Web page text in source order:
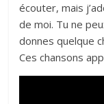
écouter, mais
de moi. Tu ne
donnes quelque
Ces chansons